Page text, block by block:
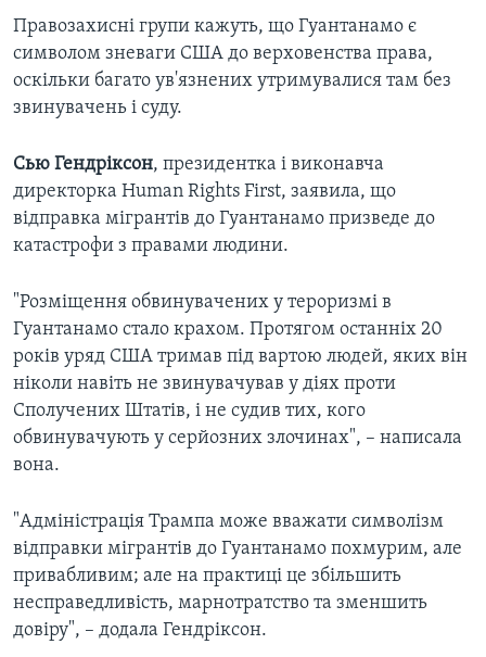
Правозахисні групи кажуть, що Гуантанамо є
символом зневаги США до верховенства права,
оскільки багато ув'язнених утримувалися там без
звинувачень і суду.
Сью Гендріксон, президентка і виконавча
директорка Human Rights First, заявила, що
відправка мігрантів до Гуантанамо призведе до
катастрофи з правами людини.
"Розміщення обвинувачених у тероризмі в
Гуантанамо стало крахом. Протягом останніх 20
років уряд США тримав під вартою людей, яких він
ніколи навіть не звинувачував у діях проти
Сполучених Штатів, і не судив тих, кого
обвинувачують у серйозних злочинах", – написала
вона.
"Адміністрація Трампа може вважати символізм
відправки мігрантів до Гуантанамо похмурим, але
привабливим; але на практиці це збільшить
несправедливість, марнотратство та зменшить
довіру", – додала Гендріксон.